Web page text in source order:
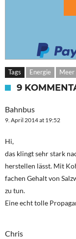
Tags Energie Meer
9
Bahnbus
9. April 2014 at 19:52
Hi,
das klingt sehr stark
herstellen lässt. Mit
fachen Gehalt von
zu tun.
Eine echt tolle
Chris